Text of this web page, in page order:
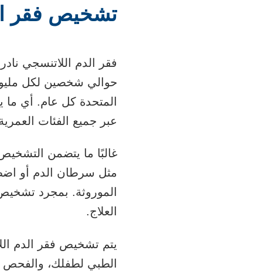
تشخيص فقر
فقر الدم اللاتنسجي
حوالي شخصين لكل
عبر جميع الفئات
غالبًا ما يتضمن
مثل سرطان الدم أو
الموروثة. بمجرد تشخيص
العلاج.
يتم تشخيص فقر الدم
الطبي لطفلك، والفحص